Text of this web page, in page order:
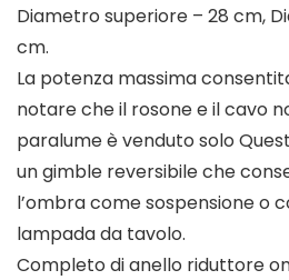
Diametro superiore – 28 cm,
cm.
La potenza massima
notare che il rosone e il cavo
paralume è venduto solo
un gimble reversibile che
l’ombra come sospensione o
lampada da tavolo.
Completo di anello riduttore